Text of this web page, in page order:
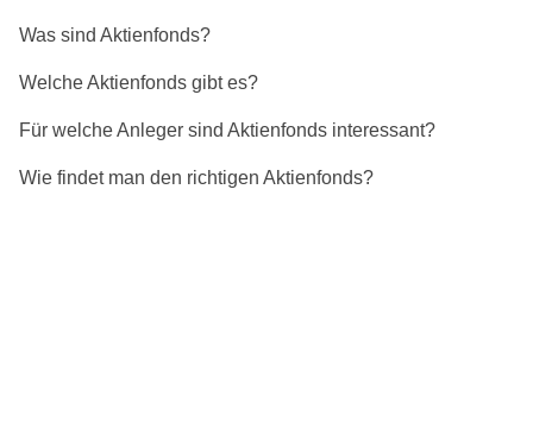
Was sind Aktienfonds?
Welche Aktienfonds gibt es?
Für welche Anleger sind Aktienfonds interessant?
Wie findet man den richtigen Aktienfonds?